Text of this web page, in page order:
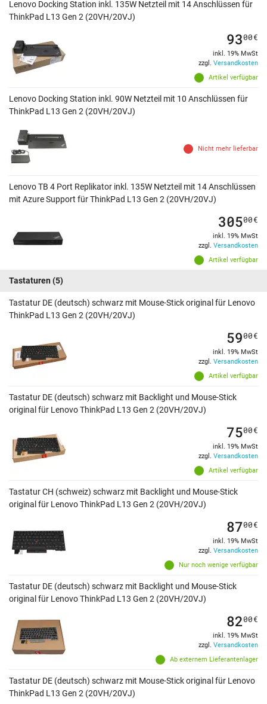
Lenovo Docking Station inkl. 135W Netzteil mit 14 Anschlüssen für
ThinkPad L13 Gen 2 (20VH/20VJ)
Artikel verfügbar
9300€
inkl. 19% MwSt
zzgl. Versandkosten
Lenovo Docking Station inkl. 90W Netzteil mit 10 Anschlüssen für
ThinkPad L13 Gen 2 (20VH/20VJ)
Nicht mehr lieferbar
Lenovo TB 4 Port Replikator inkl. 135W Netzteil mit 14 Anschlüssen
mit Azure Support für ThinkPad L13 Gen 2 (20VH/20VJ)
Artikel verfügbar
30500€
inkl. 19% MwSt
zzgl. Versandkosten
Tastaturen (5)
Tastatur DE (deutsch) schwarz mit Mouse-Stick original für Lenovo
ThinkPad L13 Gen 2 (20VH/20VJ)
Artikel verfügbar
5900€
inkl. 19% MwSt
zzgl. Versandkosten
Tastatur DE (deutsch) schwarz mit Backlight und Mouse-Stick
original für Lenovo ThinkPad L13 Gen 2 (20VH/20VJ)
Artikel verfügbar
7500€
inkl. 19% MwSt
zzgl. Versandkosten
Tastatur CH (schweiz) schwarz mit Backlight und Mouse-Stick
original für Lenovo ThinkPad L13 Gen 2 (20VH/20VJ)
Nur noch wenige verfügbar
8700€
inkl. 19% MwSt
zzgl. Versandkosten
Tastatur DE (deutsch) schwarz mit Backlight und Mouse-Stick
original für Lenovo ThinkPad L13 Gen 2 (20VH/20VJ)
Ab externem Lieferantenlager
8200€
inkl. 19% MwSt
zzgl. Versandkosten
Tastatur DE (deutsch) schwarz mit Mouse-Stick original für Lenovo
ThinkPad L13 Gen 2 (20VH/20VJ)